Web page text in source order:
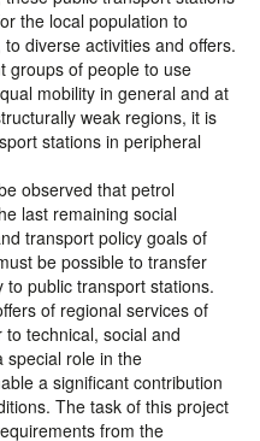
the local population to
diverse activities and offers.
groups of people to use
mobility in general and at
weak regions, it is
stations in peripheral
observed that petrol
last remaining social
transport policy goals of
be possible to transfer
public transport stations.
of regional services of
technical, social and
special role in the
a significant contribution
The task of this project
from the